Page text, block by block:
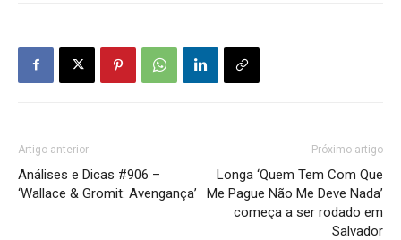
Artigo anterior
Análises e Dicas #906 –
‘Wallace & Gromit: Avengança’
Próximo artigo
Longa ‘Quem Tem Com Que
Me Pague Não Me Deve Nada’
começa a ser rodado em
Salvador